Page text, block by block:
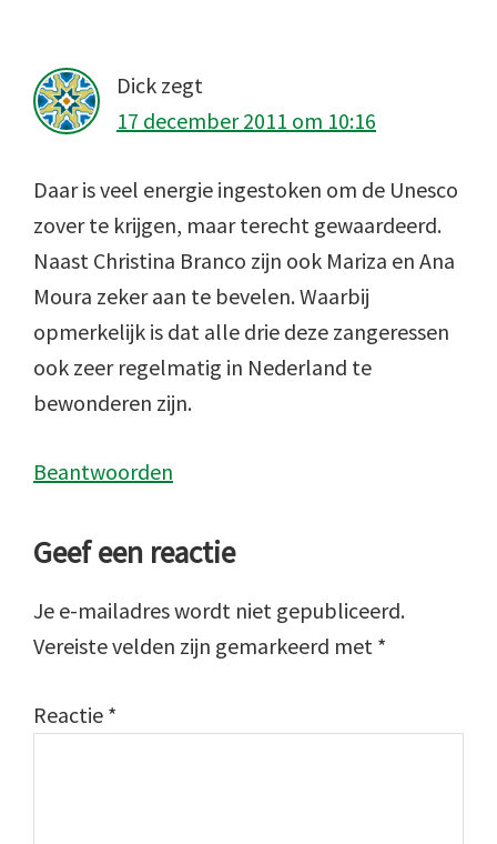
Dick zegt
17 december 2011 om 10:16
Daar is veel energie ingestoken om de Unesco
zover te krijgen, maar terecht gewaardeerd.
Naast Christina Branco zijn ook Mariza en Ana
Moura zeker aan te bevelen. Waarbij
opmerkelijk is dat alle drie deze zangeressen
ook zeer regelmatig in Nederland te
bewonderen zijn.
Beantwoorden
Geef een reactie
Je e-mailadres wordt niet gepubliceerd.
Vereiste velden zijn gemarkeerd met *
Reactie *